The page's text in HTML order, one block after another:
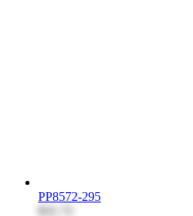
PP8572-295